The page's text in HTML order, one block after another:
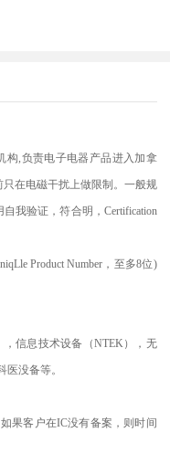
构,负责电子电器产品进入加拿
在电磁干扰上做限制。一般规
我验证，符合明，Certification
Product Number，至多8位)
信息技术设备（NTEK），无
没备等。
果客户在IC没有备案，则时间